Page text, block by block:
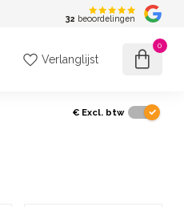
32 beoordelingen
Verlanglijst
0
€ Excl. btw